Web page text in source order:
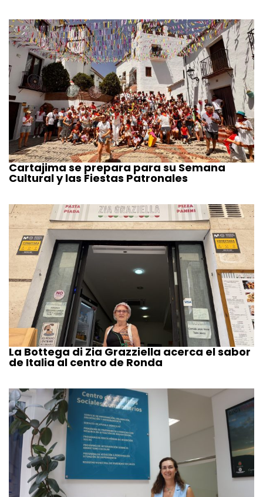
Cartajima se prepara para su Semana
Cultural y las Fiestas Patronales
La Bottega di Zia Grazziella acerca el sabor
de Italia al centro de Ronda